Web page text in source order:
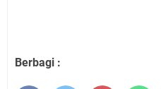
Berbagi :